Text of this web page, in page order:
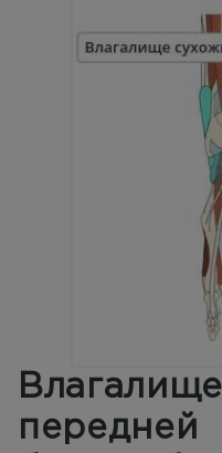
передней